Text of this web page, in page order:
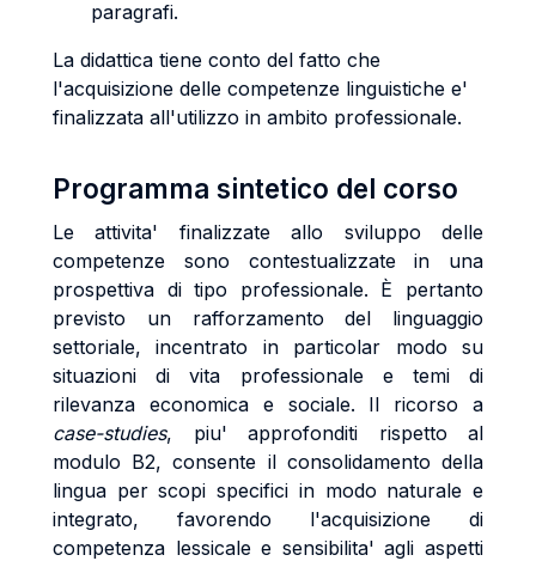
paragrafi.
La didattica tiene conto del fatto che
l'acquisizione delle competenze linguistiche e'
finalizzata all'utilizzo in ambito professionale.
Programma sintetico del corso
Le attivita' finalizzate allo sviluppo delle
competenze sono contestualizzate in una
prospettiva di tipo professionale. È pertanto
previsto un rafforzamento del linguaggio
settoriale, incentrato in particolar modo su
situazioni di vita professionale e temi di
rilevanza economica e sociale. Il ricorso a
case-studies, piu' approfonditi rispetto al
modulo B2, consente il consolidamento della
lingua per scopi specifici in modo naturale e
integrato, favorendo l'acquisizione di
competenza lessicale e sensibilita' agli aspetti